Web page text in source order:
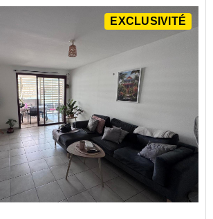
EXCLUSIVITÉ